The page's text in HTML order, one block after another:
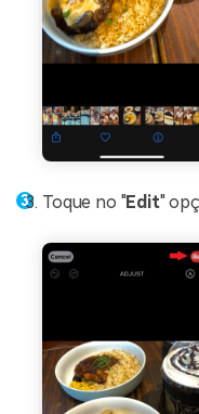
Toque no "Edit"